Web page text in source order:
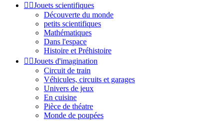
 Jouets scientifiques
Découverte du monde
petits scientifiques
Mathématiques
Dans l'espace
Histoire et Préhistoire
 Jouets d'imagination
Circuit de train
Véhicules, circuits et garages
Univers de jeux
En cuisine
Pièce de théatre
Monde de poupées